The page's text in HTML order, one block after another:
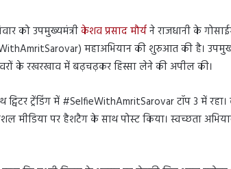
को उपमुख्यमंत्रीकेशव प्रसाद मौर्यने राजधानी के
महाअभियान की शुरुआत की है।
के रखरखाव में बढ़चढ़कर हिस्सा लेने की अपील की।
ट्रेंडिंग में #SelfieWithAmritSarovar टॉप 3 में
पर हैशटैग के साथ पोस्ट किया। स्वच्छता